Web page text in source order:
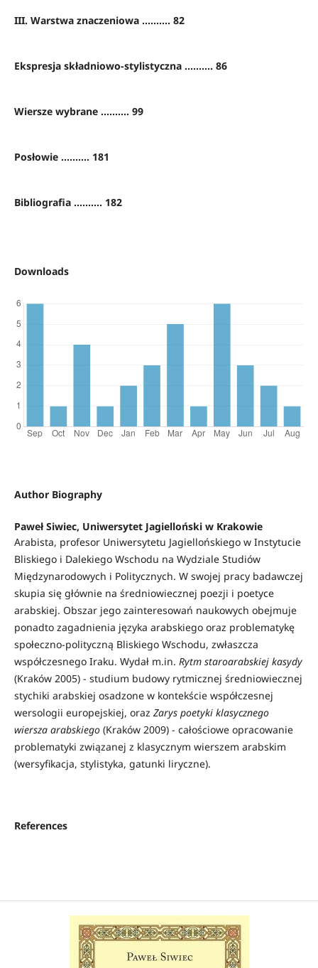
III. Warstwa znaczeniowa .......... 82
Ekspresja składniowo-stylistyczna .......... 86
Wiersze wybrane .......... 99
Posłowie .......... 181
Bibliografia .......... 182
Downloads
Author Biography
Paweł Siwiec, Uniwersytet Jagielloński w Krakowie
Arabista, profesor Uniwersy­tetu Jagiellońskiego w Instytucie
Bliskiego i Dalekiego Wschodu na Wydziale Studiów
Międzynarodowych i Politycznych. W swojej pracy badawczej
skupia się głównie na średniowiecznej poezji i poetyce
arabskiej. Obszar jego zainteresowań naukowych obejmuje
po­nadto zagadnienia języka arabskiego oraz problema­tykę
społeczno-polityczną Bliskiego Wschodu, zwłasz­cza
współczesnego Iraku. Wydał m.in. Rytm staroarabskiej kasydy
(Kraków 2005) - studium budowy rytmicznej średniowiecznej
stychiki arabskiej osa­dzone w kontekście współczesnej
wersologii europejskiej, oraz Zarys poetyki klasycznego
wiersza arabskiego(Kraków 2009) - całościowe opracowanie
problematyki związanej z klasycznym wierszem arabskim
(wersyfikacja, sty­listyka, gatunki liryczne).
References